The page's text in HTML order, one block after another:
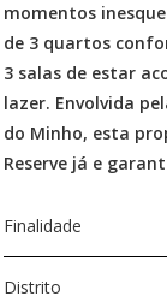
momentos
de 3 quartos
3 salas de estar
lazer. Envolvida
do Minho, esta
Reserve já e
Finalidade
Distrito